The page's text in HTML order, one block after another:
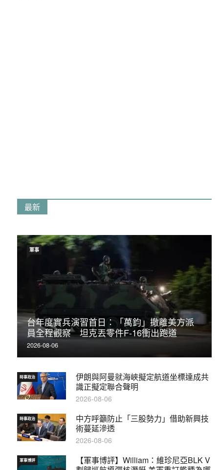
最新
台年度實兵演習首日：「萬鈞」撤離美方派
員全程觀察 坦克丟零件F-16衝出跑道
2026-08-06
軍事
伊朗與阿曼就海峽擬定航道坐標達成共
識正擬定聯合聲明
時事政治
2026-08-06
中方呼籲防止「三股勢力」借助新興技
術蔓延滲透
時事政治
2026-08-06
【軍事博評】William：維珍尼亞BLK V
軍事博評